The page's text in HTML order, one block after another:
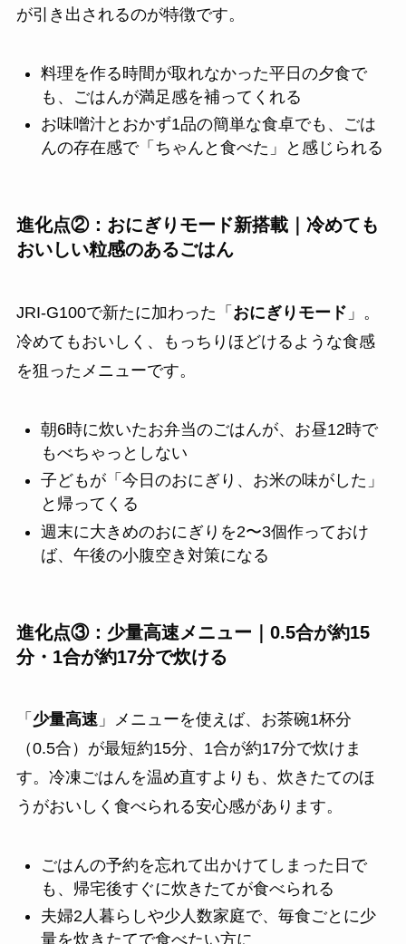
が引き出されるのが特徴です。
料理を作る時間が取れなかった平日の夕食で
も、ごはんが満足感を補ってくれる
お味噌汁とおかず1品の簡単な食卓でも、ごは
んの存在感で「ちゃんと食べた」と感じられる
進化点②：おにぎりモード新搭載｜冷めても
おいしい粒感のあるごはん
JRI-G100で新たに加わった「 おにぎりモード 」。
冷めてもおいしく、もっちりほどけるような食感
を狙ったメニューです。
朝6時に炊いたお弁当のごはんが、お昼12時で
もべちゃっとしない
子どもが「今日のおにぎり、お米の味がした」
と帰ってくる
週末に大きめのおにぎりを2〜3個作っておけ
ば、午後の小腹空き対策になる
進化点③：少量高速メニュー｜0.5合が約15
分・1合が約17分で炊ける
「 少量高速」メニューを使えば、お茶碗1杯分
（0.5合）が最短約15分、1合が約17分で炊けま
す。冷凍ごはんを温め直すよりも、炊きたてのほ
うがおいしく食べられる安心感があります。
ごはんの予約を忘れて出かけてしまった日で
も、帰宅後すぐに炊きたてが食べられる
夫婦2人暮らしや少人数家庭で、毎食ごとに少
量を炊きたてで食べたい方に